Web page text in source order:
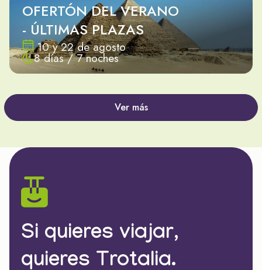
OFERTÓN DEL VERANO
- ÚLTIMAS PLAZAS
10 y 22 de agosto
8 días / 7 noches
Ver más
Si quieres viajar,
quieres Trotalia.